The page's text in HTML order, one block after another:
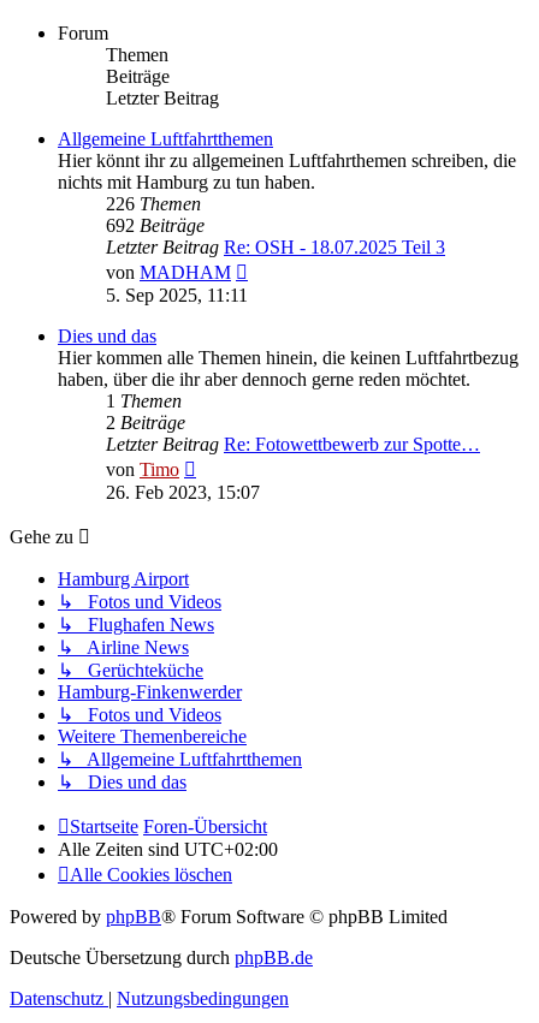
Forum
Themen
Beiträge
Letzter Beitrag
Allgemeine Luftfahrtthemen
Hier könnt ihr zu allgemeinen Luftfahrthemen schreiben, die
nichts mit Hamburg zu tun haben.
226 Themen
692 Beiträge
Letzter Beitrag Re: OSH - 18.07.2025 Teil 3
von MADHAM
5. Sep 2025, 11:11
Dies und das
Hier kommen alle Themen hinein, die keinen Luftfahrtbezug
haben, über die ihr aber dennoch gerne reden möchtet.
1 Themen
2 Beiträge
Letzter Beitrag Re: Fotowettbewerb zur Spotte…
von Timo
Beitrag
26. Feb 2023, 15:07
Gehe zu
Hamburg Airport
↳ Fotos und Videos
↳ Flughafen News
↳ Airline News
↳ Gerüchteküche
Hamburg-Finkenwerder
↳ Fotos und Videos
Weitere Themenbereiche
↳ Allgemeine Luftfahrtthemen
↳ Dies und das
Startseite Foren-Übersicht
Alle Zeiten sind UTC+02:00
Alle Cookies löschen
Powered by phpBB® Forum Software © phpBB Limited
Deutsche Übersetzung durch phpBB.de
Datenschutz | Nutzungsbedingungen